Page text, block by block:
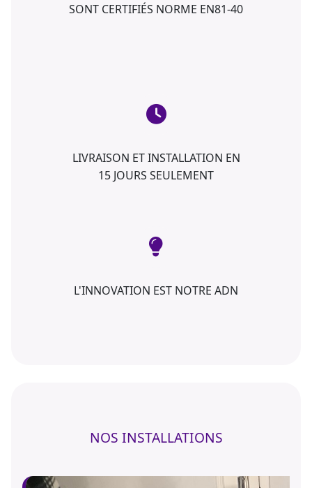
SONT CERTIFIÉS NORME EN81-40
LIVRAISON ET INSTALLATION EN
15 JOURS SEULEMENT
L'INNOVATION EST NOTRE ADN
NOS INSTALLATIONS